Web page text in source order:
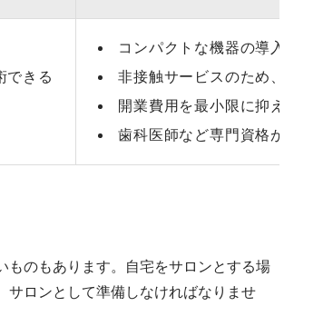
できる
コンパクトな機器の導入だけ
非接触サービスのため、感染
開業費用を最小限に抑えられる
歯科医師など専門資格がなくて
ものもあります。自宅をサロンとする場
サロンとして準備しなければなりませ